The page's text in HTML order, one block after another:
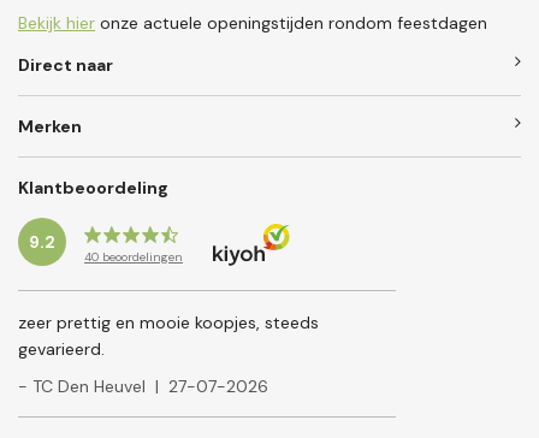
Bekijk hier onze actuele openingstijden rondom feestdagen
Direct naar
Merken
Klantbeoordeling
9.2
40 beoordelingen
zeer prettig en mooie koopjes, steeds
gevarieerd.
- TC Den Heuvel | 27-07-2026